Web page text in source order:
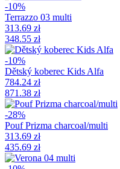
-10%
Terrazzo 03 multi
313.69 zł
348.55 zł
-10%
Dětský koberec Kids Alfa
784.24 zł
871.38 zł
-28%
Pouf Prizma charcoal/multi
313.69 zł
435.69 zł